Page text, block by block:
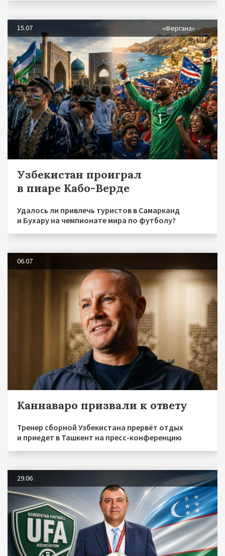
15.07 «Фергана»
Узбекистан проиграл
в пиаре Кабо-Верде
Удалось ли привлечь туристов в Самарканд
и Бухару на чемпионате мира по футболу?
06.07
Каннаваро призвали к ответу
Тренер сборной Узбекистана прервёт отдых
и приедет в Ташкент на пресс-конференцию
29.06